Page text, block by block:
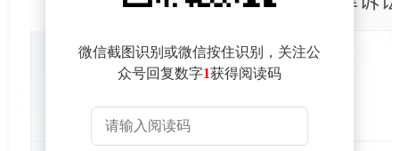
微信截图识别或微信按住识别，关注公
众号回复数字1获得阅读码